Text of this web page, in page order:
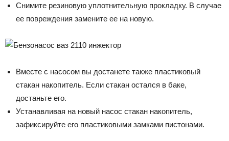
Снимите резиновую уплотнительную прокладку. В случае
ее повреждения замените ее на новую.
Вместе с насосом вы достанете также пластиковый
стакан накопитель. Если стакан остался в баке,
достаньте его.
Устанавливая на новый насос стакан накопитель,
зафиксируйте его пластиковыми замками пистонами.